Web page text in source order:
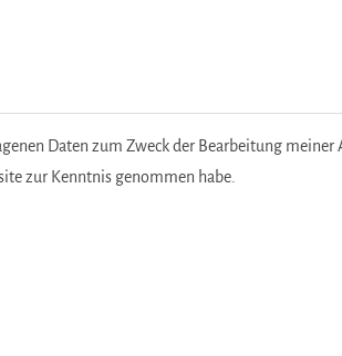
Daten zum Zweck der Bearbeitung
zur Kenntnis genommen habe.